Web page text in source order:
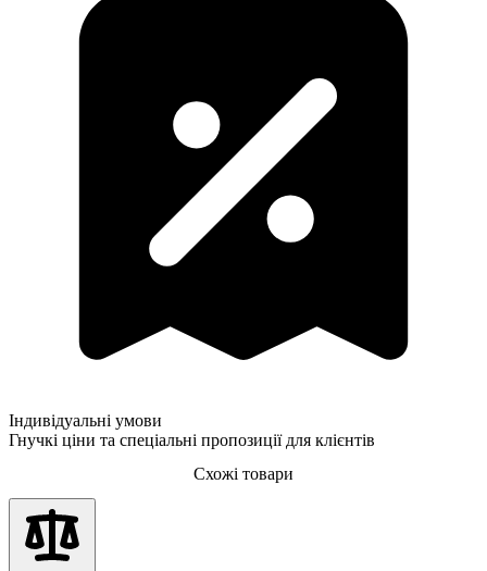
Індивідуальні умови
Гнучкі ціни та спеціальні пропозиції для клієнтів
Схожі товари